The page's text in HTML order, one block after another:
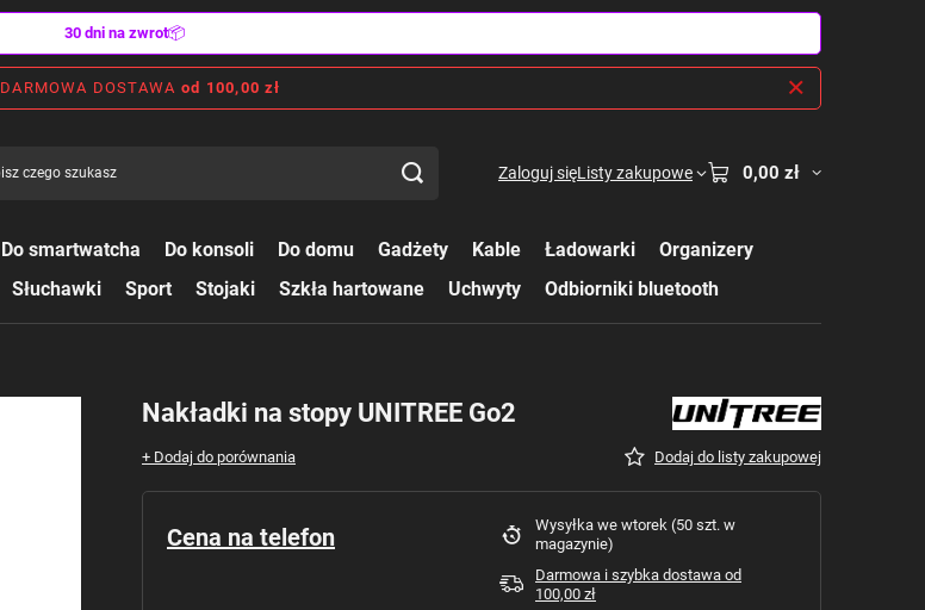
30 dni na zwrot📦
DARMOWA DOSTAWA od 100,00 zł
Zaloguj sięListy zakupowe 0,00 zł
Do smartwatcha Do konsoli Do domu Gadżety Kable Ładowarki
Organizery
Słuchawki Sport Stojaki Szkła hartowane Uchwyty Odbiorniki bluetooth
Nakładki na stopy UNITREE Go2
+ Dodaj do porównania Dodaj do listy zakupowej
Cena na telefon Wysyłka we wtorek (50 szt. w
magazynie)
Darmowa i szybka dostawa od
100,00 zł